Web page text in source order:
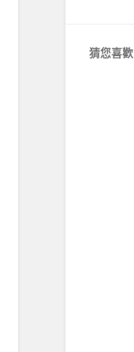
猜您喜歡